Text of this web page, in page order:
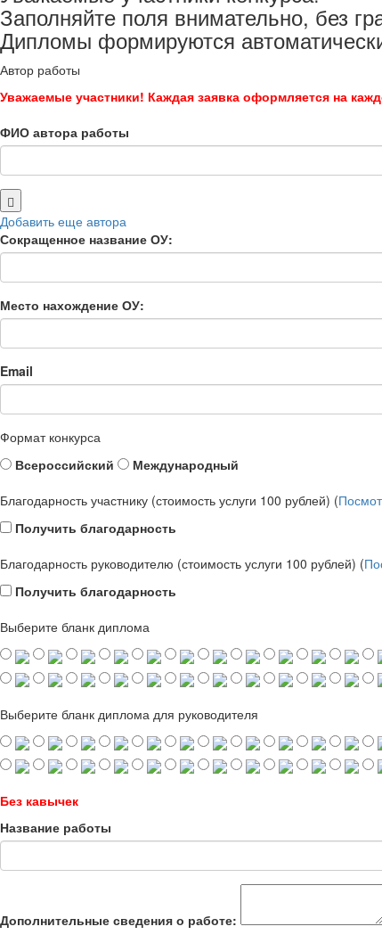
Заполняйте поля внимательно, без
Дипломы формируются
Автор работы
Уважаемые участники! Каждая заявка оформляется на
ФИО автора работы
Добавить еще автора
Сокращенное название ОУ:
Место нахождение ОУ:
Email
Формат конкурса
Всероссийский
Международный
Благодарность участнику (стоимость услуги 100 рублей) (
Получить благодарность
Благодарность руководителю (стоимость услуги 100 рублей) (
Получить благодарность
Выберите бланк диплома
Выберите бланк диплома для руководителя
Без кавычек
Название работы
Дополнительные сведения о работе: